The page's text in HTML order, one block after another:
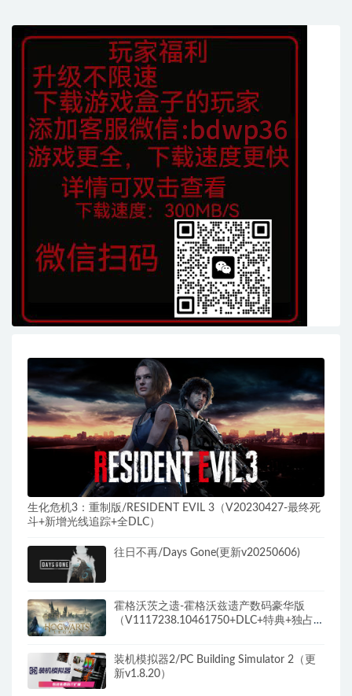
生化危机3：重制版/RESIDENT EVIL 3（V20230427-最终死
斗+新增光线追踪+全DLC）
往日不再/Days Gone(更新v20250606)
霍格沃茨之遗-霍格沃兹遗产数码豪华版
（V1117238.10461750+DLC+特典+独占内
装机模拟器2/PC Building Simulator 2（更
新v1.8.20）